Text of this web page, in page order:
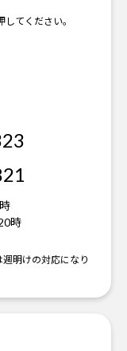
てください。
時
明けの対応になり